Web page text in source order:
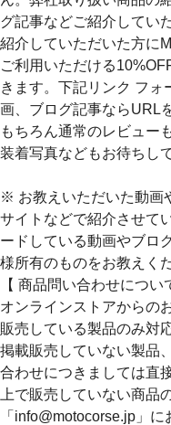
グ記事などご紹介してい
紹介していただいた方に
ご利用いただける
きます。下記リンク フォ
画、ブログ記事ならURL
もちろん通常のレビュー
装着写真などもお待ちし
※ お教えいただいた動画
サイトなどで紹介させて
ードしている動画やブロ
様所有のものをお教えく
【 商品問い合わせについ
オンラインストアからの
販売している製品のみ対
掲載販売していない製品
合わせにつきましては直
上で販売していない商品
「info@motocorse.jp」